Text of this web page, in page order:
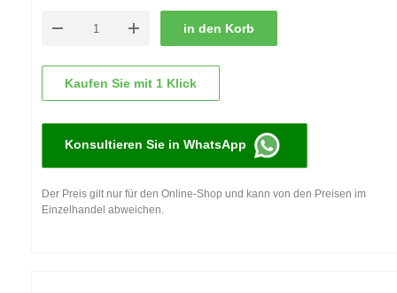
in den Korb
Kaufen Sie mit 1 Klick
Konsultieren Sie in WhatsApp
Der Preis gilt nur für den Online-Shop und kann von den Preisen im
Einzelhandel abweichen.